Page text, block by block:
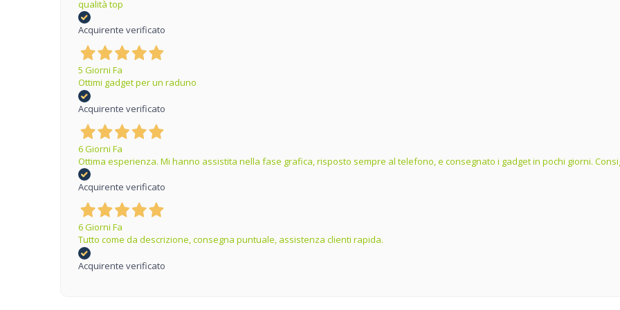
qualità top
Acquirente verificato
5 Giorni Fa
Ottimi gadget per un raduno
Acquirente verificato
6 Giorni Fa
Ottima esperienza. Mi hanno assistita nella fase grafica, risposto sempre al telefono, e consegnato i gadget in pochi giorni.
Acquirente verificato
6 Giorni Fa
Tutto come da descrizione, consegna puntuale, assistenza clienti rapida.
Acquirente verificato